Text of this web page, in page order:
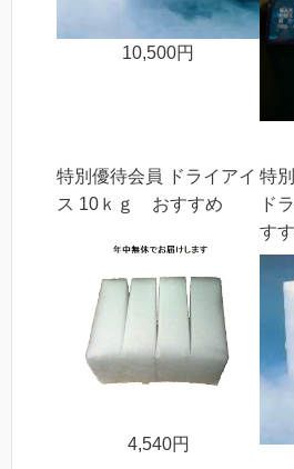
10,500円
特別優待会員 ドライアイ
ス 10ｋｇ おすすめ
4,540円
特
ド
す